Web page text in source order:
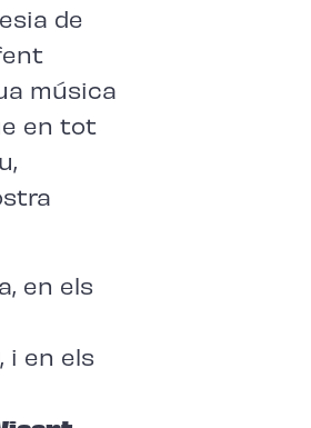
de
música
en tot
en els
, i en els